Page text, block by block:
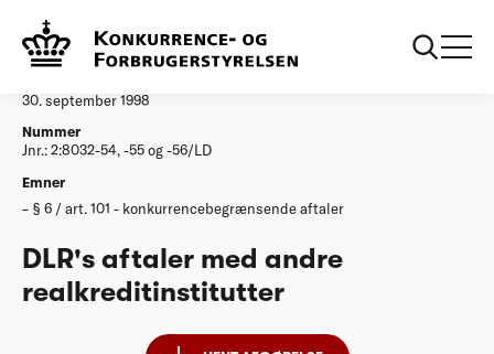
Afgørelser
30. september 1998
Nummer
Jnr.: 2:8032-54, -55 og -56/LD
Emner
§ 6 / art. 101 - konkurrencebegrænsende aftaler
DLR's aftaler med andre
realkreditinstitutter